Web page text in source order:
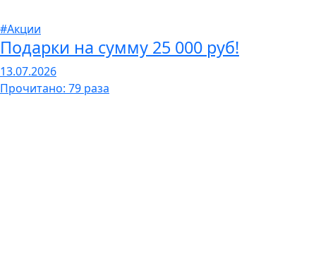
#Акции
Подарки на сумму 25 000 руб!
13.07.2026
Прочитано: 79 раза